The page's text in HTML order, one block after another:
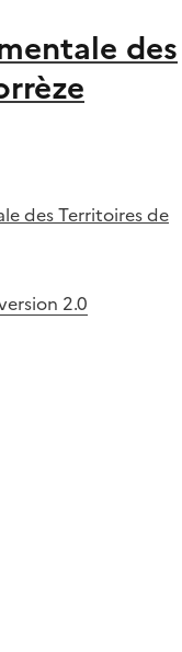
des
des Territoires de
2.0